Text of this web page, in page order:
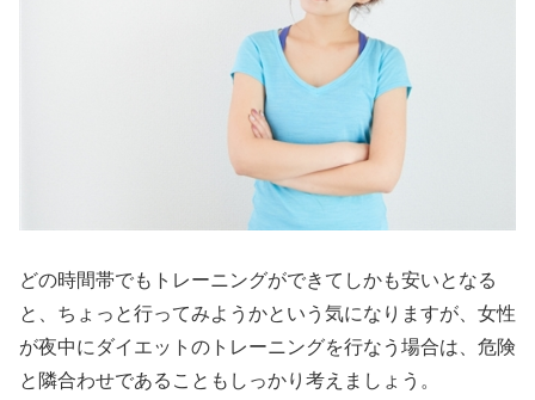
どの時間帯でもトレーニングができてしかも安いとなる
と、ちょっと行ってみようかという気になりますが、女性
が夜中にダイエットのトレーニングを行なう場合は、危険
と隣合わせであることもしっかり考えましょう。